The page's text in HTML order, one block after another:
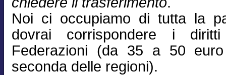
Noi ci occupiamo di tutta la
dovrai corrispondere i
Federazioni (da 35 a 50
seconda delle regioni).